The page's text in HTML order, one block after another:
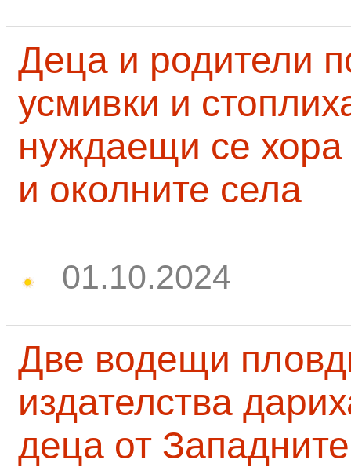
Деца и родители
усмивки и
нуждаещи се
и околните села
01.10.2024
Две водещи
издателства
деца от